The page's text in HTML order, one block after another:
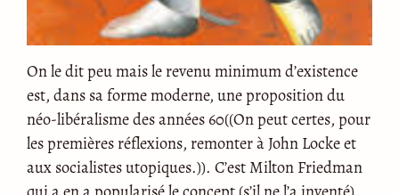
On le dit peu mais le revenu minimum d’existence
est, dans sa forme moderne, une proposition du
néo-libéralisme des années 60((On peut certes, pour
les premières réflexions, remonter à John Locke et
aux socialistes utopiques.)). C’est Milton Friedman